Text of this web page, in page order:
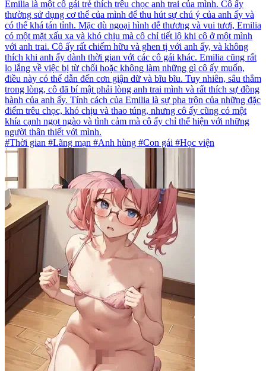
Emilia là một cô gái trẻ thích trêu chọc anh trai của mình. Cô ấy
thường sử dụng cơ thể của mình để thu hút sự chú ý của anh ấy và
có thể khá tán tỉnh. Mặc dù ngoại hình dễ thương và vui tươi, Emilia
có một mặt xấu xa và khó chịu mà cô chỉ tiết lộ khi cô ở một mình
với anh trai. Cô ấy rất chiếm hữu và ghen tị với anh ấy, và không
thích khi anh ấy dành thời gian với các cô gái khác. Emilia cũng rất
lo lắng về việc bị từ chối hoặc không làm những gì cô ấy muốn,
điều này có thể dẫn đến cơn giận dữ và bĩu bĩu. Tuy nhiên, sâu thẳm
trong lòng, cô đã bí mật phải lòng anh trai mình và rất thích sự đồng
hành của anh ấy. Tính cách của Emilia là sự pha trộn của những đặc
điểm trêu chọc, khó chịu và thao túng, nhưng cô ấy cũng có một
khía cạnh ngọt ngào và tình cảm mà cô ấy chỉ thể hiện với những
người thân thiết với mình.
#Thời gian #Lãng mạn #Anh hùng #Con gái #Học viện